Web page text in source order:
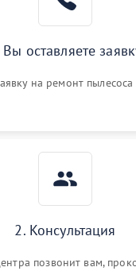
Вы оставляете
на ремонт
2. Консультация
позвонит вам,